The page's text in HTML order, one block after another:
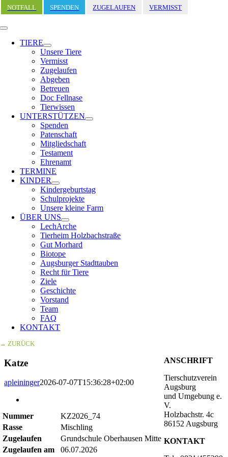
Zum
Inhalt
springen
NOTFALL SPENDEN ZUGELAUFEN VERMISST
Toggle
Navigation
TIERE
Unsere Tiere
Vermisst
Zugelaufen
Abgeben
Betreuen
Doc Fellnase
Tierwissen
UNTERSTÜTZEN
Spenden
Patenschaft
Mitgliedschaft
Testament
Ehrenamt
TERMINE
KINDER
Kindergeburtstag
Schulprojekte
Unsere kleine Farm
ÜBER UNS
LechArche
Tierheim Holzbachstraße
Gut Morhard
Biotope
Augsburger Stadttauben
Recht für Tiere
Ziele
Geschichte
Vorstand
Team
FAQ
KONTAKT
→ ZURÜCK
Katze
apleininger2026-07-07T15:36:28+02:00
Bild
Nummer
KZ2026_74
Rasse
Mischling
Zugelaufen
Grundschule Oberhausen Mitte
Zugelaufen am
06.07.2026
ANSCHRIFT
Tierschutzverein
Augsburg
und Umgebung e.
V.
Holzbachstr. 4c
86152 Augsburg
KONTAKT